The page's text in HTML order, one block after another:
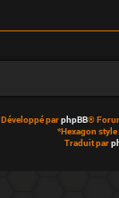
Développé parphpBB®
*Hexagon style
Traduit par